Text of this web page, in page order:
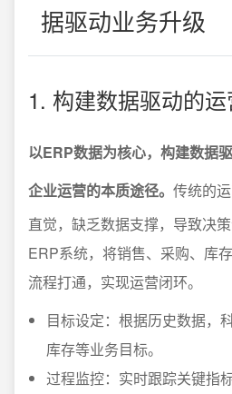
据驱动业务升级
1. 构建数据驱动的
以ERP数据为核心，构建数据
企业运营的本质途径。 传统的
直觉，缺乏数据支撑，导致决
ERP系统，将销售、采购、库
流程打通，实现运营闭环。
目标设定：根据历史数据，
库存等业务目标。
过程监控：实时跟踪关键指